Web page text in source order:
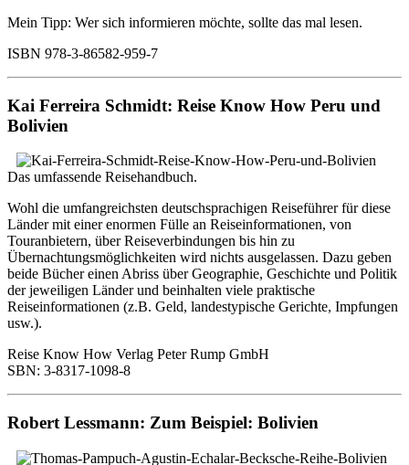
Mein Tipp: Wer sich informieren möchte, sollte das mal lesen.
ISBN 978-3-86582-959-7
Kai Ferreira Schmidt: Reise Know How Peru und
Bolivien
Das umfassende Reisehandbuch.
Wohl die umfangreichsten deutschsprachigen Reiseführer für diese
Länder mit einer enormen Fülle an Reiseinformationen, von
Touranbietern, über Reiseverbindungen bis hin zu
Übernachtungsmöglichkeiten wird nichts ausgelassen. Dazu geben
beide Bücher einen Abriss über Geographie, Geschichte und Politik
der jeweiligen Länder und beinhalten viele praktische
Reiseinformationen (z.B. Geld, landestypische Gerichte, Impfungen
usw.).
Reise Know How Verlag Peter Rump GmbH
SBN: 3-8317-1098-8
Robert Lessmann: Zum Beispiel: Bolivien